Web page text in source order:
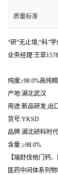
质量标准
“研”无止境;“科”
业务经理:王菲
纯度≥98.0%高纯
产地:湖北武汉
用途:新品研发;出
货号:YKSD
品牌:湖北研科时代
含量:≥98.0%
【瑞舒伐他门钙
医药中间体系列